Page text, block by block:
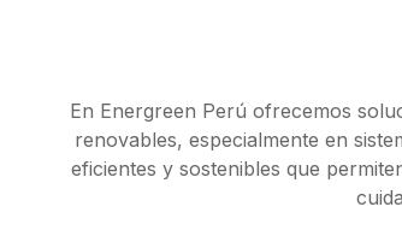
En Energreen Perú ofrecemos
renovables, especialmente en
eficientes y sostenibles que